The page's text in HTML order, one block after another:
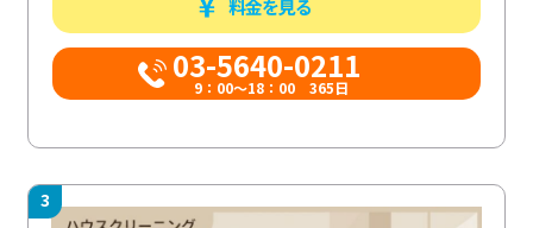
料金を見る
03-5640-0211
9：00～18：00 365日
3